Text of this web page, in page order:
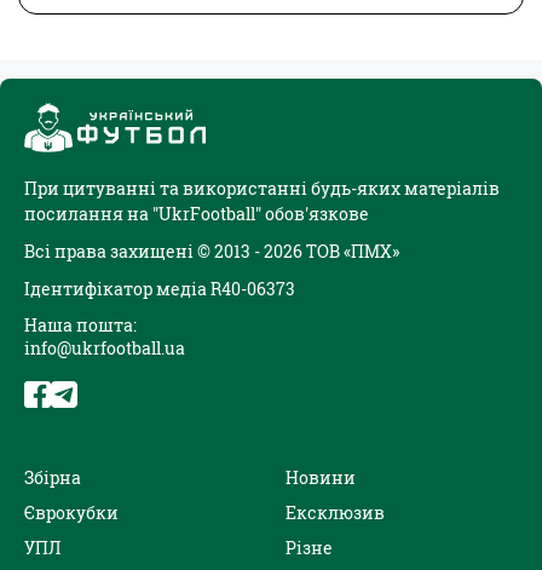
При цитуванні та використанні будь-яких матеріалів
посилання на "UkrFootball" обов'язкове
Всі права захищені © 2013 - 2026 ТОВ «ПМХ»
Ідентифікатор медіа R40-06373
Наша пошта:
info@ukrfootball.ua
Збірна
Єврокубки
УПЛ
Новини
Ексклюзив
Різне